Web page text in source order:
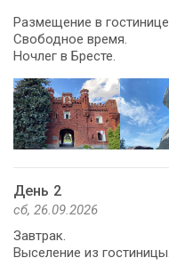
Размещение в гостинице.
Свободное время.
Ночлег в Бресте.
День 2
сб, 26.09.2026
Завтрак.
Выселение из гостиницы.